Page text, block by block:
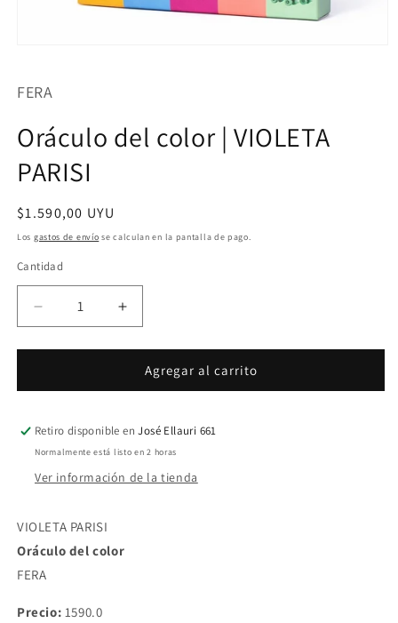
1
ventana
modal
FERA
Oráculo del color | VIOLETA
PARISI
Precio
habitual
$1.590,00 UYU
Los gastos de envío se calculan en la pantalla de pago.
Cantidad
Cantidad
Reducir
cantidad
para
del
|
VIOLETA
Aumentar
cantidad
para
Oráculo
del
|
VIOLETA
Agregar al carrito
Retiro disponible enJosé Ellauri 661
Normalmente está listo en 2 horas
Ver información de la tienda
VIOLETA PARISI
Oráculo del color
FERA
Precio: 1590.0